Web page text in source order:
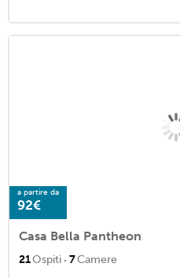
a partire da
92€
Casa Bella Pantheon
21Ospiti · 7Camere